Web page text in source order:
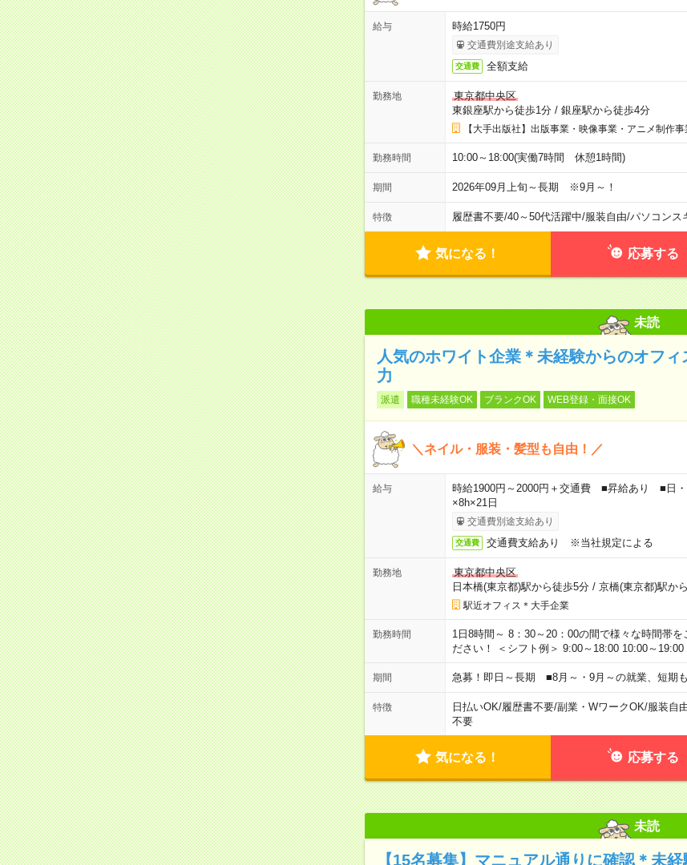
給与 時給1750円
交通費別途支給あり
交通費 全額支給
勤務地
東京都中央区
東銀座駅から徒歩1分/ 銀座駅から徒歩4分
【大手出版社】出版事業・映像事業・アニメ制作事
勤務時間 10:00～18:00(実働7時間 休憩1時間)
期間 2026年09月上旬～長期 ※9月～！
特徴 履歴書不要/40～50代活躍中/服装自由/パソコンス
気になる！ 応募する
未読
人気のホワイト企業＊未経験からのオフ
力
派遣 職種未経験OK ブランクOK WEB登録・面接OK
＼ネイル・服装・髪型も自由！／
給与
時給1900円～2000円＋交通費 ■昇給あり ■日
×8h×21日
交通費別途支給あり
交通費 交通費支給あり ※当社規定による
勤務地
東京都中央区
日本橋(東京都)駅から徒歩5分/ 京橋(東京都)駅か
駅近オフィス＊大手企業
勤務時間
1日8時間～ 8：30～20：00の間で様々な時間帯
ださい！ ＜シフト例＞ 9:00～18:00 10:00～19:00
期間 急募！即日～長期 ■8月～・9月～の就業、短期
特徴 日払いOK/履歴書不要/副業・WワークOK/服装自
不要
気になる！ 応募する
未読
【15名募集】マニュアル通りに確認＊未